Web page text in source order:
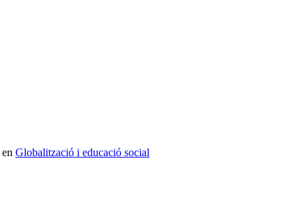
en Globalització i educació social